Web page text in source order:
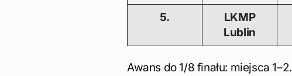
5.
LKMP
Lublin
Awans do 1/8 finału: miejsca 1–2.